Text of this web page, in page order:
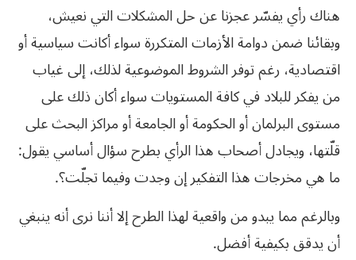
هناك رأي يفسّر عجزنا عن حل المشكلات التي نعيش،
وبقائنا ضمن دوامة الأزمات المتكررة سواء أكانت سياسية أو
اقتصادية، رغم توفر الشروط الموضوعية لذلك، إلى غياب
من يفكر للبلاد في كافة المستويات سواء أكان ذلك على
مستوى البرلمان أو الحكومة أو الجامعة أو مراكز البحث‮ ‬على‮
‬قلّتها،‮ ‬ويجادل‮ ‬أصحاب‮ ‬هذا‮ ‬الرأي‮ ‬بطرح‮ ‬سؤال‮ ‬أساسي‮ ‬يقول‮:
‬ما‮ ‬هي‮ ‬مخرجات‮ ‬هذا‮ ‬التفكير‮ ‬إن‮ ‬وجدت‮ ‬وفيما‮ ‬تجلّت؟‮.‬
وبالرغم‮ ‬مما‮ ‬يبدو‮ ‬من‮ ‬واقعية‮ ‬لهذا‮ ‬الطرح‮ ‬إلا‮ ‬أننا‮ ‬نرى‮ ‬أنه‮ ‬ينبغي‮
‬أن‮ ‬يدقق‮ ‬بكيفية‮ ‬أفضل‮.‬